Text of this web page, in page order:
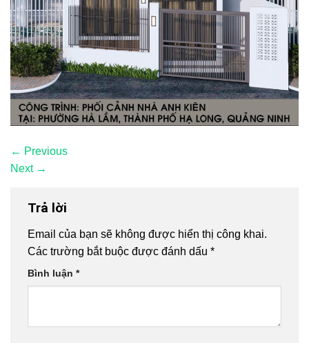
← Previous
Next →
Trả lời
Email của bạn sẽ không được hiển thị công khai.
Các trường bắt buộc được đánh dấu *
Bình luận *